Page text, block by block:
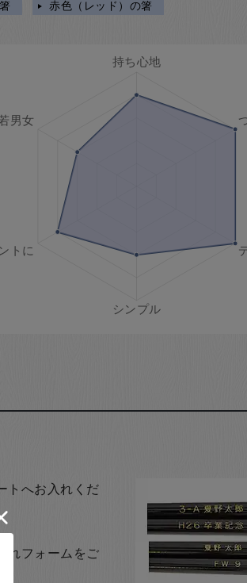
赤色（レッド）の箸
トへお入れくだ
れフォームをご